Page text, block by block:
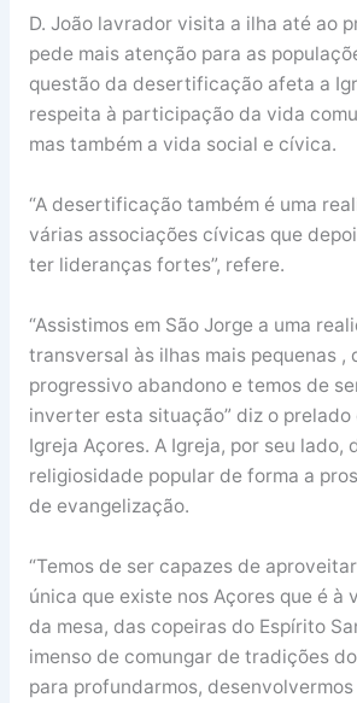
D. João lavrador visita a ilha até ao
pede mais atenção para as
questão da desertificação afeta a
respeita à participação da vida
mas também a vida social e cívica.
“A desertificação também é uma
várias associações cívicas que
ter lideranças fortes”, refere.
“Assistimos em São Jorge a uma
transversal às ilhas mais pequenas ,
progressivo abandono e temos de
inverter esta situação” diz o
Igreja Açores. A Igreja, por seu lado,
religiosidade popular de forma a
de evangelização.
“Temos de ser capazes de
única que existe nos Açores que é à
da mesa, das copeiras do Espírito
imenso de comungar de tradições
para profundarmos,